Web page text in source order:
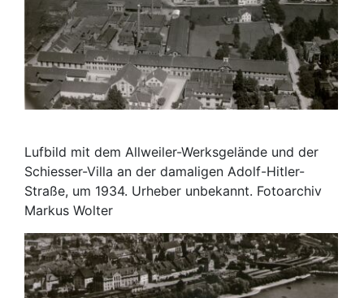
Lufbild mit dem Allweiler-Werksgelände und der
Schiesser-Villa an der damaligen Adolf-Hitler-
Straße, um 1934. Urheber unbekannt. Fotoarchiv
Markus Wolter